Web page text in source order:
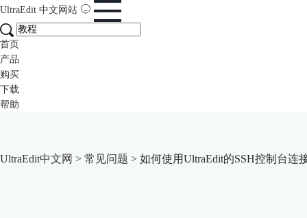
UltraEdit 中文网站
首页
产品
购买
下载
帮助
UltraEdit中文网 > 常见问题 > 如何使用UltraEdit的SSH控制台连